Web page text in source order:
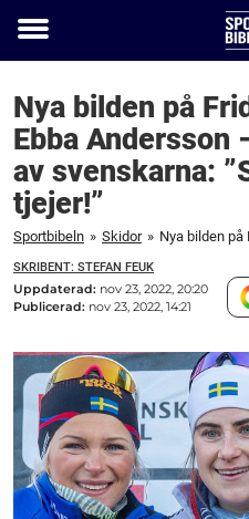
Toggle
Nya bilden på
Ebba Andersson
av svenskarna:
tjejer!”
Sportbibeln » Skidor »
SKRIBENT: STEFAN FEUK
Uppdaterad: nov 23, 2022, 20:20
Publicerad: nov 23, 2022, 14:21